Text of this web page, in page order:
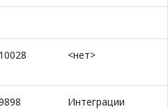
10028 <нет>
Интеграции